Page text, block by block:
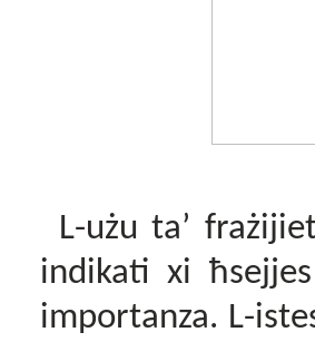
L-użu ta’
indikati xi
importanza. L-